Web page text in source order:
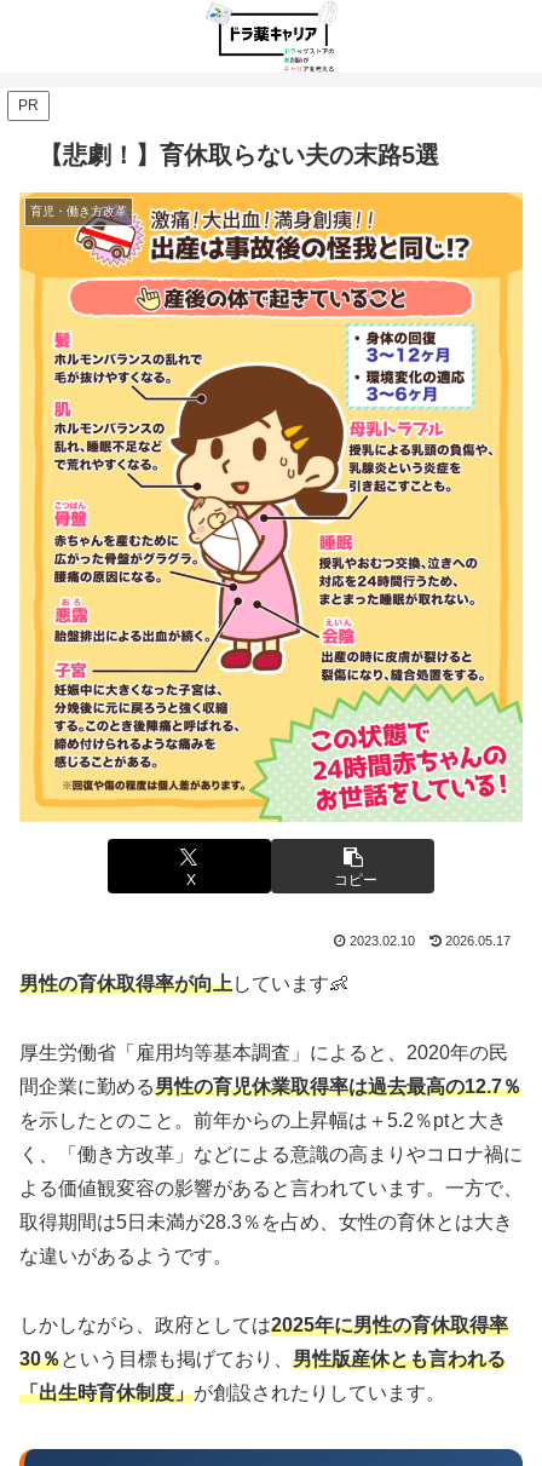
PR
【悲劇！】育休取らない夫の末路5選
育児・働き方改革
X コピー
2023.02.10 2026.05.17
男性の育休取得率が向上しています👶
厚生労働省「雇用均等基本調査」によると、2020年の民
間企業に勤める男性の育児休業取得率は過去最高の12.7％
を示したとのこと。前年からの上昇幅は＋5.2％ptと大き
く、「働き方改革」などによる意識の高まりやコロナ禍に
よる価値観変容の影響があると言われています。一方で、
取得期間は5日未満が28.3％を占め、女性の育休とは大き
な違いがあるようです。
しかしながら、政府としては2025年に男性の育休取得率
30％という目標も掲げており、 男性版産休とも言われる
「出生時育休制度」が創設されたりしています。